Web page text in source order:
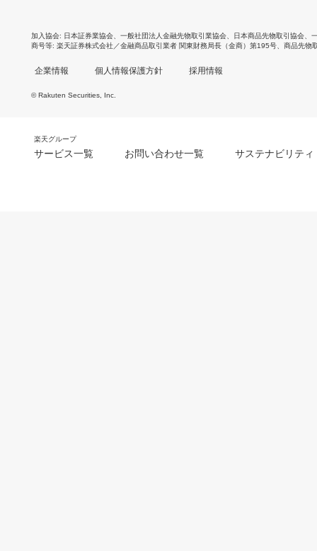
加入協会 日本証券業協会 一般社団法人金融先物取引業協会 日本商品先物取引協会
商号等 楽天証券株式会社／金融商品取引業者 関東財務局長（金商）第195号、商品先物
企業情報 個人情報保護方針 採用情報
© Rakuten Securities, Inc.
楽天グループ
サービス一覧 お問い合わせ一覧 サステナビリティ